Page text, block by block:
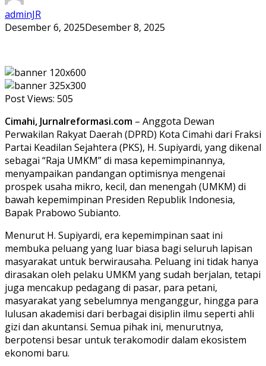
adminJR
Desember 6, 2025Desember 8, 2025
Post Views: 505
Cimahi, Jurnalreformasi.com – Anggota Dewan
Perwakilan Rakyat Daerah (DPRD) Kota Cimahi dari Fraksi
Partai Keadilan Sejahtera (PKS), H. Supiyardi, yang dikenal
sebagai “Raja UMKM” di masa kepemimpinannya,
menyampaikan pandangan optimisnya mengenai
prospek usaha mikro, kecil, dan menengah (UMKM) di
bawah kepemimpinan Presiden Republik Indonesia,
Bapak Prabowo Subianto.
​Menurut H. Supiyardi, era kepemimpinan saat ini
membuka peluang yang luar biasa bagi seluruh lapisan
masyarakat untuk berwirausaha. Peluang ini tidak hanya
dirasakan oleh pelaku UMKM yang sudah berjalan, tetapi
juga mencakup pedagang di pasar, para petani,
masyarakat yang sebelumnya menganggur, hingga para
lulusan akademisi dari berbagai disiplin ilmu seperti ahli
gizi dan akuntansi. Semua pihak ini, menurutnya,
berpotensi besar untuk terakomodir dalam ekosistem
ekonomi baru.